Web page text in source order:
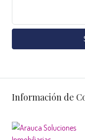
Información de